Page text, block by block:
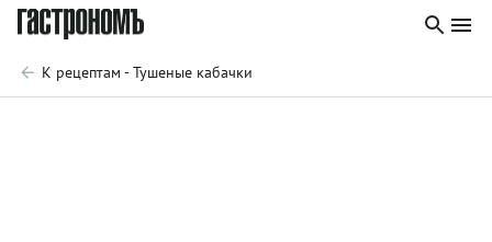
К рецептам - Тушеные кабачки